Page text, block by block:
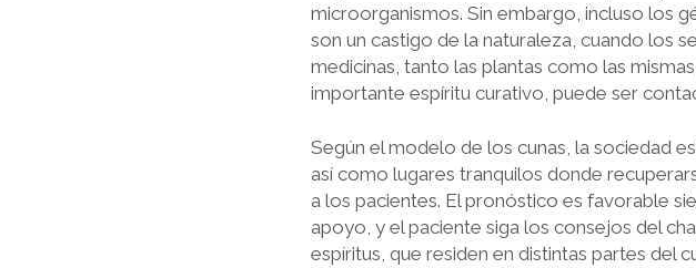
microorganismos. Sin embargo, incluso los
son un castigo de la naturaleza, cuando los
medicinas, tanto las plantas como las
importante espíri­tu curativo, puede ser
Según el modelo de los cunas, la sociedad
así como lugares tranquilos donde
a los pacientes. El pronóstico es fa­vorable
apoyo, y el paciente siga los consejos del
espíritus, que resi­den en distintas partes del